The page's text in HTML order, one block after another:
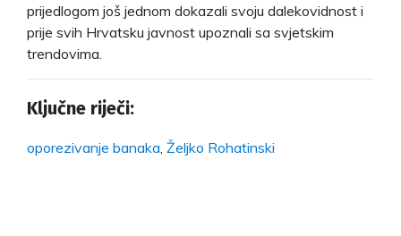
prijedlogom još jednom dokazali svoju dalekovidnost i
prije svih Hrvatsku javnost upoznali sa svjetskim
trendovima.
Ključne riječi:
oporezivanje banaka Željko Rohatinski